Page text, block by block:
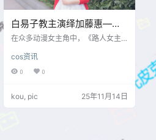
白易子教主演绎加藤惠——
温柔如风，日常中的不平凡
在众多动漫女主角中，《路人女主
人印象深刻。她没有夸张的性格，
也不靠华丽的外表取胜，却凭着那
易子教主以她独有的气质，将加藤
cos资讯
0 0
kou, pic 25年11月14日